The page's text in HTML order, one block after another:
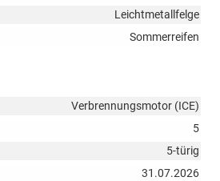
Leichtmetallfelge
Sommerreifen
Verbrennungsmotor (ICE)
5
5-türig
31.07.2026